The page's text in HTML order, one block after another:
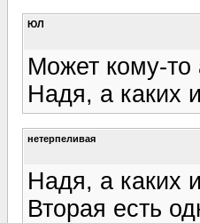
ЮЛ
Может кому-то
Надя, а каких
нетерпеливая
Надя, а каких
Вторая есть